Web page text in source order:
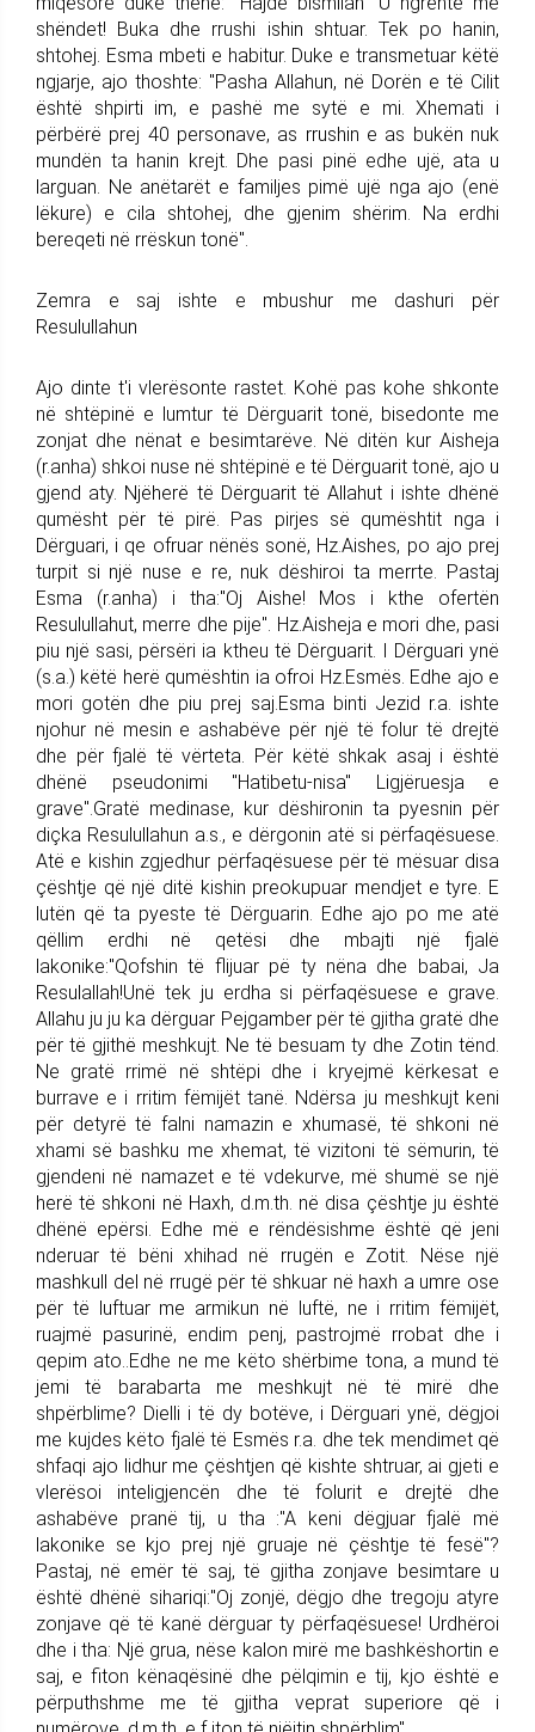
shëndet! Buka dhe rrushi ishin shtuar. Tek po hanin,
shtohej. Esma mbeti e habitur. Duke e transmetuar këtë
ngjarje, ajo thoshte: "Pasha Allahun, në Dorën e të Cilit
është shpirti im, e pashë me sytë e mi. Xhemati i
përbërë prej 40 personave, as rrushin e as bukën nuk
mundën ta hanin krejt. Dhe pasi pinë edhe ujë, ata u
larguan. Ne anëtarët e familjes pimë ujë nga ajo (enë
lëkure) e cila shtohej, dhe gjenim shërim. Na erdhi
bereqeti në rrëskun tonë".
Zemra e saj ishte e mbushur me dashuri për
Resulullahun
Ajo dinte t'i vlerësonte rastet. Kohë pas kohe shkonte
në shtëpinë e lumtur të Dërguarit tonë, bisedonte me
zonjat dhe nënat e besimtarëve. Në ditën kur Aisheja
(r.anha) shkoi nuse në shtëpinë e të Dërguarit tonë, ajo u
gjend aty. Njëherë të Dërguarit të Allahut i ishte dhënë
qumësht për të pirë. Pas pirjes së qumështit nga i
Dërguari, i qe ofruar nënës sonë, Hz.Aishes, po ajo prej
turpit si një nuse e re, nuk dëshiroi ta merrte. Pastaj
Esma (r.anha) i tha:"Oj Aishe! Mos i kthe ofertën
Resulullahut, merre dhe pije". Hz.Aisheja e mori dhe, pasi
piu një sasi, përsëri ia ktheu të Dërguarit. I Dërguari ynë
(s.a.) këtë herë qumështin ia ofroi Hz.Esmës. Edhe ajo e
mori gotën dhe piu prej saj.Esma binti Jezid r.a. ishte
njohur në mesin e ashabëve për një të folur të drejtë
dhe për fjalë të vërteta. Për këtë shkak asaj i është
dhënë pseudonimi ''Hatibetu-nisa" Ligjëruesja e
grave".Gratë medinase, kur dëshironin ta pyesnin për
diçka Resulullahun a.s., e dërgonin atë si përfaqësuese.
Atë e kishin zgjedhur përfaqësuese për të mësuar disa
çështje që një ditë kishin preokupuar mendjet e tyre. E
lutën që ta pyeste të Dërguarin. Edhe ajo po me atë
qëllim erdhi në qetësi dhe mbajti një fjalë
lakonike:"Qofshin të flijuar pë ty nëna dhe babai, Ja
Resulallah!Unë tek ju erdha si përfaqësuese e grave.
Allahu ju ju ka dërguar Pejgamber për të gjitha gratë dhe
për të gjithë meshkujt. Ne të besuam ty dhe Zotin tënd.
Ne gratë rrimë në shtëpi dhe i kryejmë kërkesat e
burrave e i rritim fëmijët tanë. Ndërsa ju meshkujt keni
për detyrë të falni namazin e xhumasë, të shkoni në
xhami së bashku me xhemat, të vizitoni të sëmurin, të
gjendeni në namazet e të vdekurve, më shumë se një
herë të shkoni në Haxh, d.m.th. në disa çështje ju është
dhënë epërsi. Edhe më e rëndësishme është që jeni
nderuar të bëni xhihad në rrugën e Zotit. Nëse një
mashkull del në rrugë për të shkuar në haxh a umre ose
për të luftuar me armikun në luftë, ne i rritim fëmijët,
ruajmë pasurinë, endim penj, pastrojmë rrobat dhe i
qepim ato..Edhe ne me këto shërbime tona, a mund të
jemi të barabarta me meshkujt në të mirë dhe
shpërblime? Dielli i të dy botëve, i Dërguari ynë, dëgjoi
me kujdes këto fjalë të Esmës r.a. dhe tek mendimet që
shfaqi ajo lidhur me çështjen që kishte shtruar, ai gjeti e
vlerësoi inteligjencën dhe të folurit e drejtë dhe
ashabëve pranë tij, u tha :"A keni dëgjuar fjalë më
lakonike se kjo prej një gruaje në çështje të fesë"?
Pastaj, në emër të saj, të gjitha zonjave besimtare u
është dhënë sihariqi:"Oj zonjë, dëgjo dhe tregoju atyre
zonjave që të kanë dërguar ty përfaqësuese! Urdhëroi
dhe i tha: Një grua, nëse kalon mirë me bashkëshortin e
saj, e fiton kënaqësinë dhe pëlqimin e tij, kjo është e
përputhshme me të gjitha veprat superiore që i